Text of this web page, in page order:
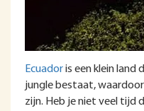
Ecuadoris een klein land
jungle bestaat,
zijn. Heb je niet veel tijd